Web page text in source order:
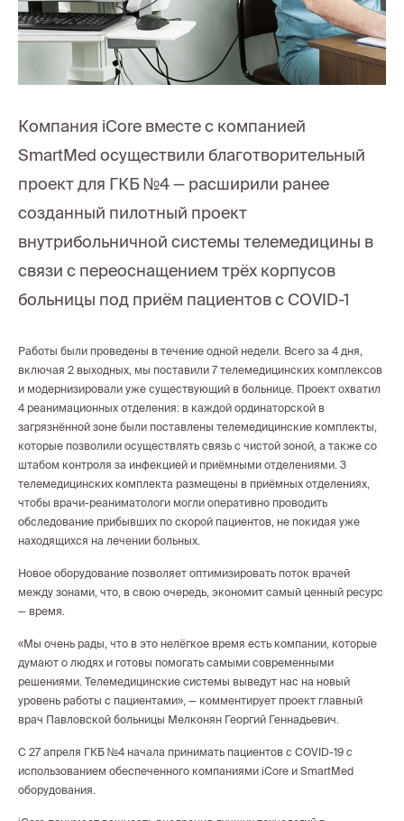
Компания iCore вместе с компанией
SmartMed осуществили благотворительный
проект для ГКБ №4 — расширили ранее
созданный пилотный проект
внутрибольничной системы телемедицины в
связи с переоснащением трёх корпусов
больницы под приём пациентов с COVID-1
Работы были проведены в течение одной недели. Всего за 4 дня,
включая 2 выходных, мы поставили 7 телемедицинских комплексов
и модернизировали уже существующий в больнице. Проект охватил
4 реанимационных отделения: в каждой ординаторской в
загрязнённой зоне были поставлены телемедицинские комплекты,
которые позволили осуществлять связь с чистой зоной, а также со
штабом контроля за инфекцией и приёмными отделениями. 3
телемедицинских комплекта размещены в приёмных отделениях,
чтобы врачи-реаниматологи могли оперативно проводить
обследование прибывших по скорой пациентов, не покидая уже
находящихся на лечении больных.
Новое оборудование позволяет оптимизировать поток врачей
между зонами, что, в свою очередь, экономит самый ценный ресурс
— время.
«Мы очень рады, что в это нелёгкое время есть компании, которые
думают о людях и готовы помогать самыми современными
решениями. Телемедицинские системы выведут нас на новый
уровень работы с пациентами», — комментирует проект главный
врач Павловской больницы Мелконян Георгий Геннадьевич.
С 27 апреля ГКБ №4 начала принимать пациентов с COVID-19 с
использованием обеспеченного компаниями iCore и SmartMed
оборудования.